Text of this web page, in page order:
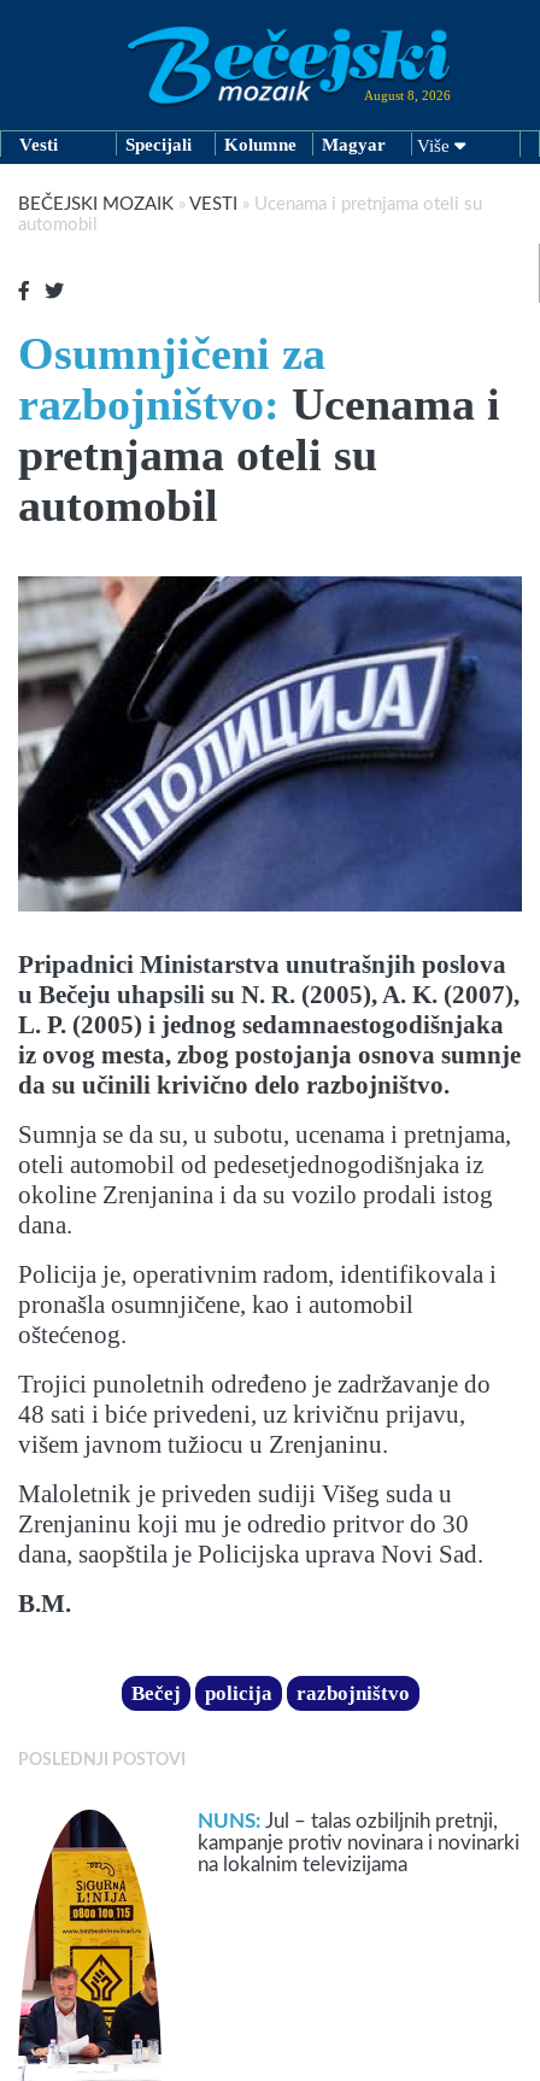
August 8, 2026
Vesti Specijali Kolumne Magyar Više
BEČEJSKI MOZAIK » VESTI » Ucenama i pretnjama oteli su
automobil
Osumnjičeni za
razbojništvo: Ucenama i
pretnjama oteli su
automobil
Pripadnici Ministarstva unutrašnjih poslova
u Bečeju uhapsili su N. R. (2005), A. K. (2007),
L. P. (2005) i jednog sedamnaestogodišnjaka
iz ovog mesta, zbog postojanja osnova sumnje
da su učinili krivično delo razbojništvo.
Sumnja se da su, u subotu, ucenama i pretnjama,
oteli automobil od pedesetjednogodišnjaka iz
okoline Zrenjanina i da su vozilo prodali istog
dana.
Policija je, operativnim radom, identifikovala i
pronašla osumnjičene, kao i automobil
oštećenog.
Trojici punoletnih određeno je zadržavanje do
48 sati i biće privedeni, uz krivičnu prijavu,
višem javnom tužiocu u Zrenjaninu.
Maloletnik je priveden sudiji Višeg suda u
Zrenjaninu koji mu je odredio pritvor do 30
dana, saopštila je Policijska uprava Novi Sad.
B.M.
Bečej policija razbojništvo
POSLEDNJI POSTOVI
NUNS:Jul – talas ozbiljnih pretnji,
kampanje protiv novinara i novinarki
na lokalnim televizijama